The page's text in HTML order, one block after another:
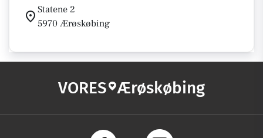
Statene 2
5970 Ærøskøbing
VORES Ærøskøbing